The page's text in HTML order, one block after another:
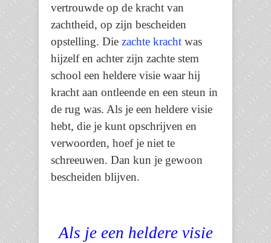
vertrouwde op de kracht van
zachtheid, op zijn bescheiden
opstelling. Die zachte kracht was
hijzelf en achter zijn zachte stem
school een heldere visie waar hij
kracht aan ontleende en een steun in
de rug was. Als je een heldere visie
hebt, die je kunt opschrijven en
verwoorden, hoef je niet te
schreeuwen. Dan kun je gewoon
bescheiden blijven.
Als je een heldere visie